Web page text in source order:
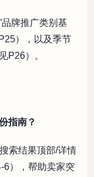
品牌推广类别基
），以及季节
P26）。
指南？
搜索结果顶部/详情
6），帮助卖家突